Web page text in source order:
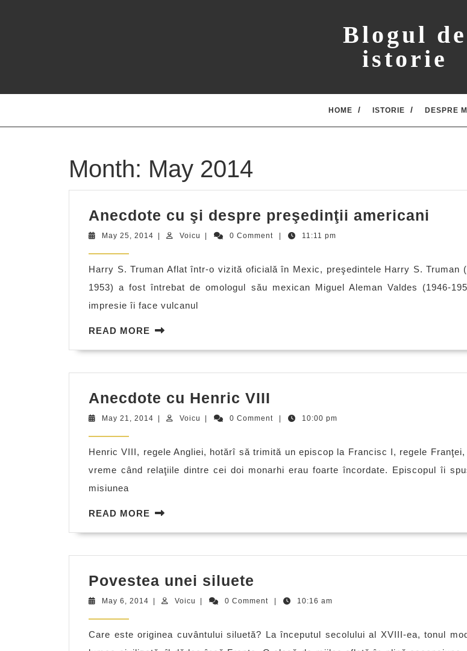
Blogul de
istorie
HOME ISTORIE DESPRE
Month: May 2014
Anecdote cu şi despre preşedinţii americani
May 25, 2014 May
Voicu Voicu 0 Comment 11:11 pm
Harry S. Truman Aflat într-o vizită oficială în Mexic, preşedintele Harry S. Truman
1953) a fost întrebat de omologul său mexican Miguel Aleman Valdes (1946-
impresie îi face vulcanul
READ MORE READ
Anecdote cu Henric VIII
cu
VIII
May 21, 2014 May
Voicu Voicu 0 Comment 10:00 pm
Henric VIII, regele Angliei, hotărî să trimită un episcop la Francisc I, regele
vreme când relaţiile dintre cei doi monarhi erau foarte încordate. Episcopul îi
misiunea
READ MORE READ
Povestea unei siluete
unei
May 6, 2014 May
| Voicu Voicu
| 0 Comment | 10:16 am
Care este originea cuvântului siluetă? La începutul secolului al XVIII-ea, tonul